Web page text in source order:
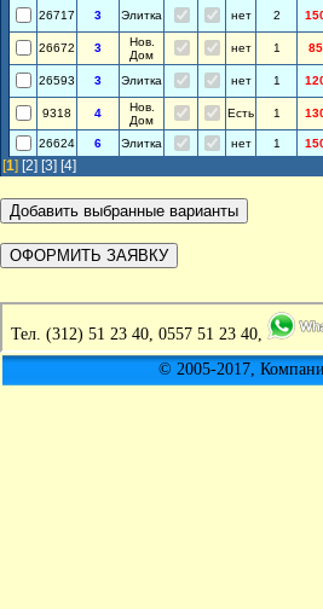
26717 3 Элитка нет 2
26672 3
Нов.
Дом
нет 1
26593 3 Элитка нет 1
9318 4
Нов.
Дом
Есть 1
26624 6 Элитка нет 1
[1] [2] [3] [4]
Тел. (312) 51 23 40, 0557 51 23 40,
© 2005-2017,